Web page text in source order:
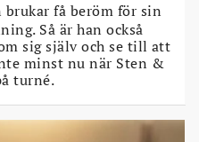
brukar få beröm för sin
Så är han också
sig själv och se till att
minst nu när Sten &
turné.